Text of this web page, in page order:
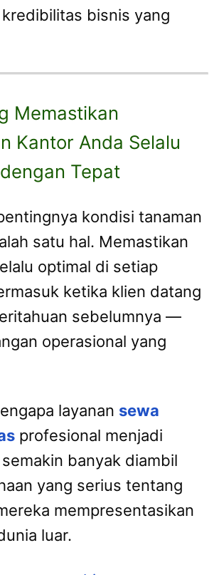
bisnis yang
Memastikan
Kantor Anda Selalu
Tepat
kondisi tanaman
satu hal. Memastikan
optimal di setiap
ketika klien datang
sebelumnya —
operasional yang
layanan sewa
profesional menjadi
banyak diambil
yang serius tentang
mempresentasikan
luar.